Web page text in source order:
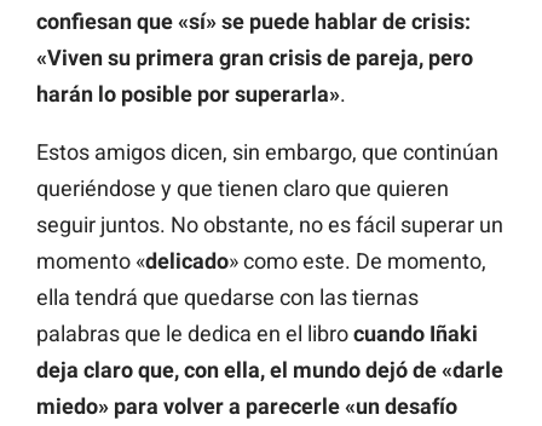
confiesan que «sí» se puede hablar de crisis:
«Viven su primera gran crisis de pareja, pero
harán lo posible por superarla».
Estos amigos dicen, sin embargo, que continúan
queriéndose y que tienen claro que quieren
seguir juntos. No obstante, no es fácil superar un
momento «delicado» como este. De momento,
ella tendrá que quedarse con las tiernas
palabras que le dedica en el librocuando Iñaki
deja claro que, con ella, el mundo dejó de «darle
miedo» para volver a parecerle «un desafío